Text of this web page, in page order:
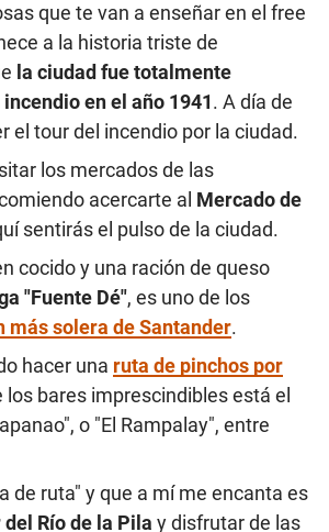
que te van a enseñar en el free
a la historia triste de
la ciudad fue totalmente
en el año 1941. A día de
el tour del incendio por la ciudad.
los mercados de las
acercarte al Mercado de
sentirás el pulso de la ciudad.
cocido y una ración de queso
"Fuente Dé", es uno de los
más solera de Santander.
hacer una ruta de pinchos por
los bares imprescindibles está el
o "El Rampalay", entre
de ruta" y que a mí me encanta es
Río de la Pila y disfrutar de las